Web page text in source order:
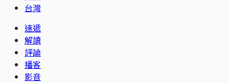
台灣
速遞
解讀
評論
播客
影音